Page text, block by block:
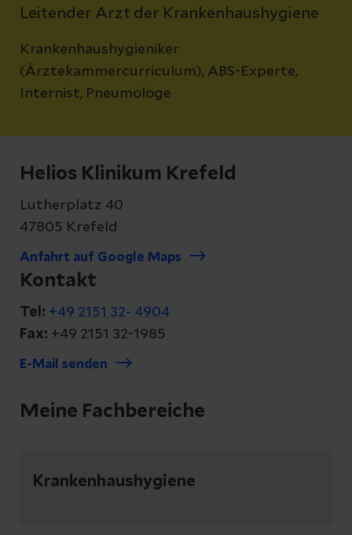
Leitender Arzt der Krankenhaushygiene
Krankenhaushygieniker
(Ärztekammercurriculum), ABS-Experte,
Internist, Pneumologe
Helios Klinikum Krefeld
Lutherplatz 40
47805 Krefeld
Anfahrt auf Google Maps
Kontakt
Tel: +49 2151 32- 4904
Fax: +49 2151 32-1985
E-Mail senden
Meine Fachbereiche
Krankenhaushygiene